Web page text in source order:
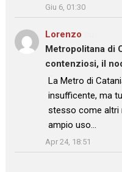
Giu 6, 01:30
Lorenzo
Metropolitana di
contenziosi, il
: “La Metro di
insufficente, ma
stesso come altri
ampio uso…
”
Apr 24, 18:51